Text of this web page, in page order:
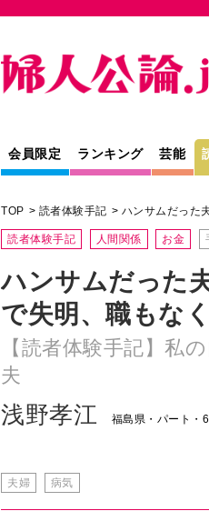
会員限定 ランキング 芸能
TOP 読者体験手記 ハンサムだった
読者体験手記 人間関係 お金
ハンサムだった
で失明、職もな
【読者体験手記】私
夫
浅野孝江 福島県・パート・
夫婦 病気